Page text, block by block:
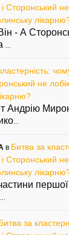
Сторонський не
- А
не
Андрію
в Битва за
Сторонський не
першої
за